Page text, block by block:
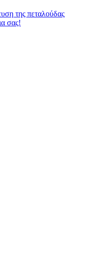
της πεταλούδας
σας!